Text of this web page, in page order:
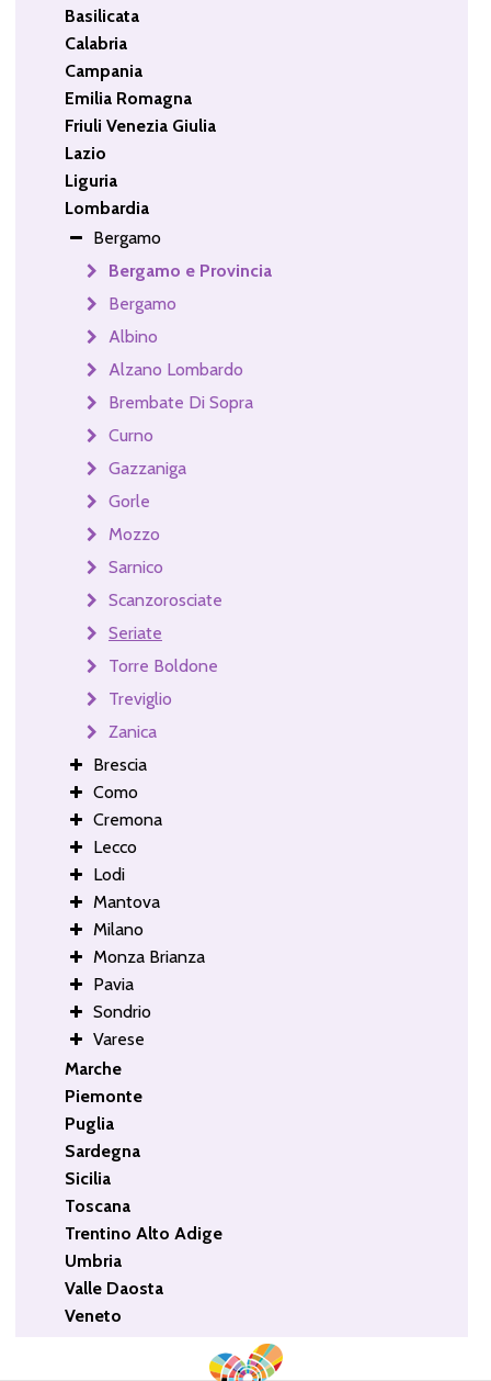
Basilicata
Calabria
Campania
Emilia Romagna
Friuli Venezia Giulia
Lazio
Liguria
Lombardia
Bergamo
Bergamo e Provincia
Bergamo
Albino
Alzano Lombardo
Brembate Di Sopra
Curno
Gazzaniga
Gorle
Mozzo
Sarnico
Scanzorosciate
Seriate
Torre Boldone
Treviglio
Zanica
Brescia
Como
Cremona
Lecco
Lodi
Mantova
Milano
Monza Brianza
Pavia
Sondrio
Varese
Marche
Piemonte
Puglia
Sardegna
Sicilia
Toscana
Trentino Alto Adige
Umbria
Valle Daosta
Veneto